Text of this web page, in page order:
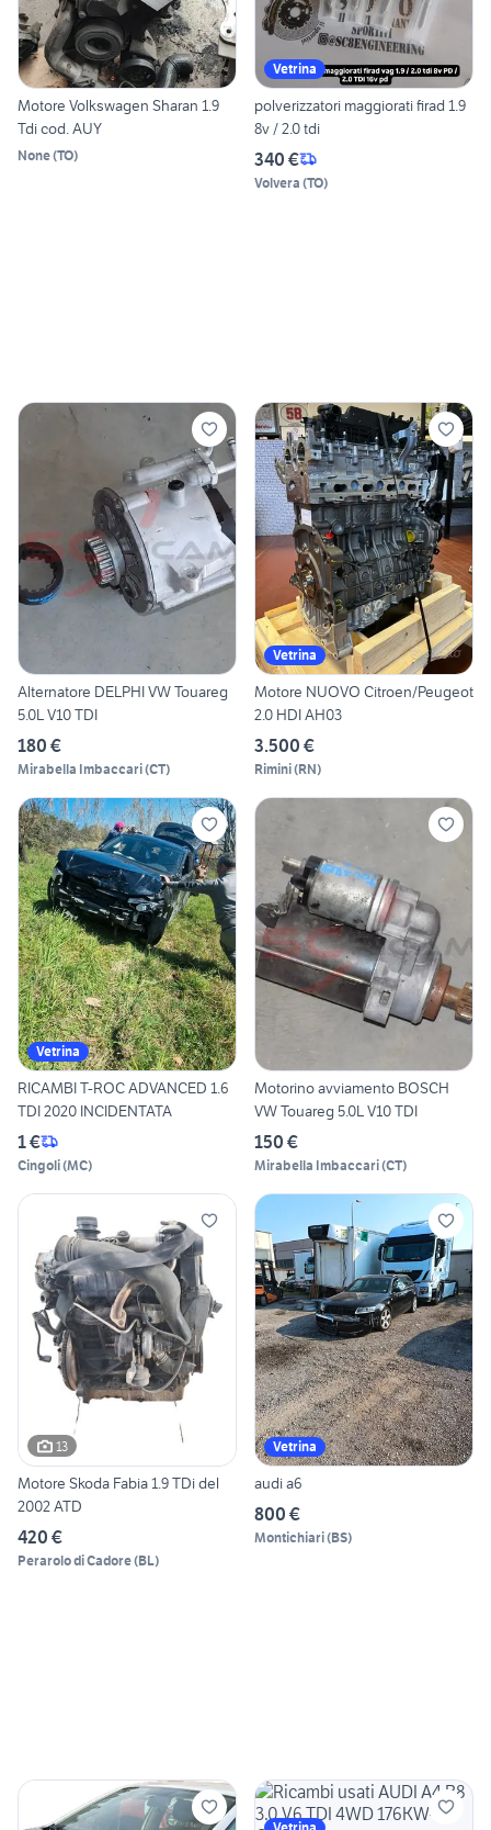
Motore Volkswagen Sharan 1.9
Tdi cod. AUY
None(TO)
Vetrina
polverizzatori maggiorati firad 1.9
8v / 2.0 tdi
340 €
Volvera (TO)
Alternatore DELPHI VW Touareg
5.0L V10 TDI
180 €
Mirabella Imbaccari(CT)
Vetrina
Motore NUOVO Citroen/Peugeot
2.0 HDI AH03
3.500 €
Rimini(RN)
Vetrina
RICAMBI T-ROC ADVANCED 1.6
TDI 2020 INCIDENTATA
1 €
Cingoli(MC)
Motorino avviamento BOSCH
VW Touareg 5.0L V10 TDI
150 €
Mirabella Imbaccari(CT)
13
Motore Skoda Fabia 1.9 TDi del
2002 ATD
420 €
Perarolo di Cadore(BL)
Vetrina
audi a6
800 €
Montichiari(BS)